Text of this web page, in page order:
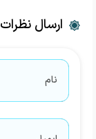
ارسال نظرات